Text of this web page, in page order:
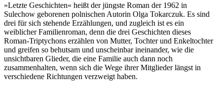
»Letzte Geschichten« heißt der jüngste Roman der 1962 in
Sulechow geborenen polnischen Autorin Olga Tokarczuk. Es sind
drei für sich stehende Erzählungen, und zugleich ist es ein
weiblicher Familienroman, denn die drei Geschichten dieses
Roman-Triptychons erzählen von Mutter, Tochter und Enkeltochter
und greifen so behutsam und unscheinbar ineinander, wie die
unsichtbaren Glieder, die eine Familie auch dann noch
zusammenhalten, wenn sich die Wege ihrer Mitglieder längst in
verschiedene Richtungen verzweigt haben.